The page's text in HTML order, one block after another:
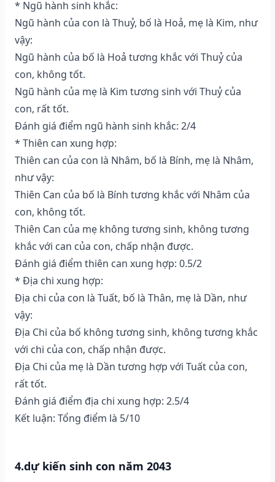
* Ngũ hành sinh khắc:
Ngũ hành của con là Thuỷ, bố là Hoả, mẹ là Kim, như
vậy:
Ngũ hành của bố là Hoả tương khắc với Thuỷ của
con, không tốt.
Ngũ hành của mẹ là Kim tương sinh với Thuỷ của
con, rất tốt.
Đánh giá điểm ngũ hành sinh khắc: 2/4
* Thiên can xung hợp:
Thiên can của con là Nhâm, bố là Bính, mẹ là Nhâm,
như vậy:
Thiên Can của bố là Bính tương khắc với Nhâm của
con, không tốt.
Thiên Can của mẹ không tương sinh, không tương
khắc với can của con, chấp nhận được.
Đánh giá điểm thiên can xung hợp: 0.5/2
* Địa chi xung hợp:
Địa chi của con là Tuất, bố là Thân, mẹ là Dần, như
vậy:
Địa Chi của bố không tương sinh, không tương khắc
với chi của con, chấp nhận được.
Địa Chi của mẹ là Dần tương hợp với Tuất của con,
rất tốt.
Đánh giá điểm địa chi xung hợp: 2.5/4
Kết luận: Tổng điểm là 5/10
4.dự kiến sinh con năm 2043